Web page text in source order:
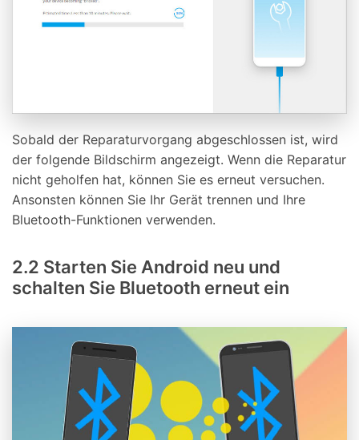
Sobald der Reparaturvorgang abgeschlossen ist, wird
der folgende Bildschirm angezeigt. Wenn die Reparatur
nicht geholfen hat, können Sie es erneut versuchen.
Ansonsten können Sie Ihr Gerät trennen und Ihre
Bluetooth-Funktionen verwenden.
2.2 Starten Sie Android neu und
schalten Sie Bluetooth erneut ein